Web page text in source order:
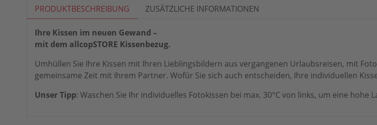
PRODUKTBESCHREIBUNG ZUSÄTZLICHE INFORMATIONEN
Ihre Kissen im neuen Gewand –
mit dem allcopSTORE Kissenbezug.
Umhüllen Sie Ihre Kissen mit Ihren Lieblingsbildern aus vergangenen Urlaubsreisen, mit
gemeinsame Zeit mit Ihrem Partner. Wofür Sie sich auch entscheiden, Ihre individuellen
Unser Tipp: Waschen Sie Ihr individuelles Fotokissen bei max. 30°C von links, um eine hohe